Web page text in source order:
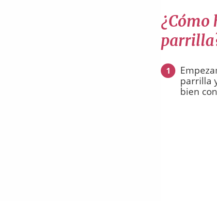
¿Cómo
1
parrilla
bien